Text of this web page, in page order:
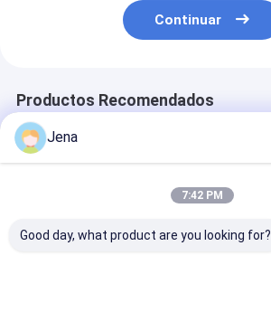
Continuar
Productos Recomendados
Jena
7:42 PM
Good day, what product are you looking for?